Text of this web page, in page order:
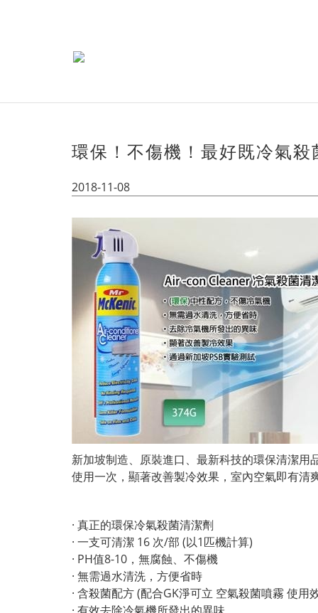
環保！不傷機！最好既冷氣
2018-11-08
新加坡制造、原裝進口、最新科技的環保清潔
使用一次，顯著改善製冷效果，室內空氣即有清
· 真正的環保冷氣殺菌清潔劑
· 一支可清潔 16 次/部 (以1匹機計算)
· PH值8-10，無腐蝕、不傷機
· 無需過水清洗，方便省時
· 含殺菌配方 (配合GK淨可立 空氣殺菌噴霧 使用